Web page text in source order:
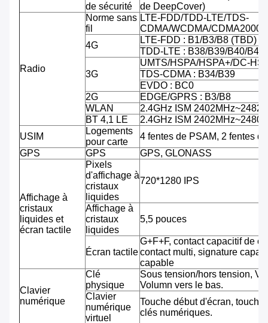
de sécurité
de DeepCover)
Radio
Norme sans
fil
LTE-FDD/TDD-LTE/TDS-
CDMA/WCDMA/CDMA2000/
4G
LTE-FDD : B1/B3/B8 (TBD)
TDD-LTE : B38/B39/B40/B41
3G
UMTS/HSPA/HSPA+/DC-
TDS-CDMA : B34/B39
EVDO : BC0
2G
EDGE/GPRS : B3/B8
WLAN
2.4GHz ISM
BT 4,1 LE
2.4GHz ISM
USIM
Logements
pour carte
4 fentes de PSAM, 2 fentes
GPS
GPS GPS, GLONASS
Affichage à
cristaux
liquides et
écran tactile
Pixels
d'affichage à
cristaux
liquides
720*1280 IPS
Affichage à
cristaux
liquides
5,5 pouces
Écran tactile
G+F+F, contact capacitif de
contact multi, signature
capable
Clavier
numérique
Clé
physique
Sous tension/hors tension,
Volumn vers le bas.
Clavier
numérique
virtuel
Touche début d'écran, touche
clés numériques.